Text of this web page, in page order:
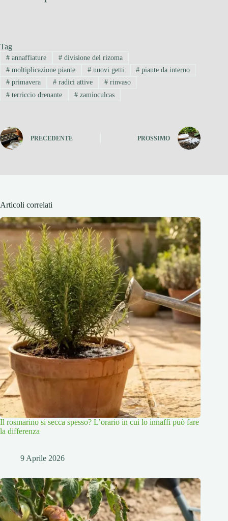
Tag
#annaffiature #divisione del rizoma
#moltiplicazione piante #nuovi getti # piante da interno
#primavera #radici attive # rinvaso
#terriccio drenante #zamioculcas
PRECEDENTE PROSSIMO
Articoli correlati
Il rosmarino si secca spesso? L’orario in cui lo innaffi può fare
la differenza
9 Aprile 2026